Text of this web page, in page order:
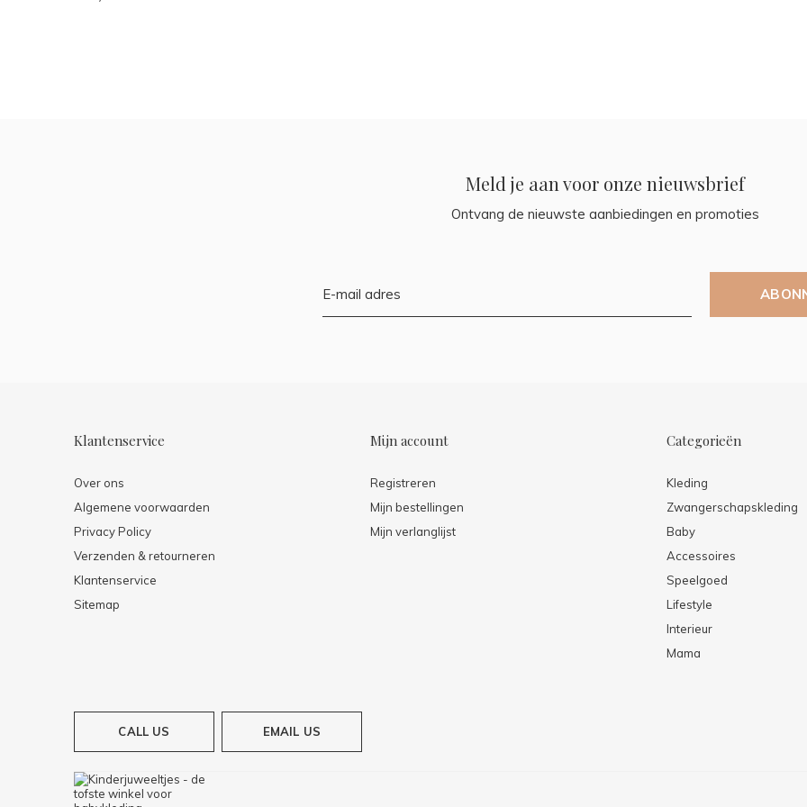
Meld je aan voor onze nieuwsbrief
Ontvang de nieuwste aanbiedingen en promoties
Klantenservice
Over ons
Algemene voorwaarden
Privacy Policy
Verzenden & retourneren
Klantenservice
Sitemap
Mijn account
Registreren
Mijn bestellingen
Mijn verlanglijst
Categorieën
Kleding
Zwangerschapskleding
Baby
Accessoires
Speelgoed
Lifestyle
Interieur
Mama
CALL US EMAIL US